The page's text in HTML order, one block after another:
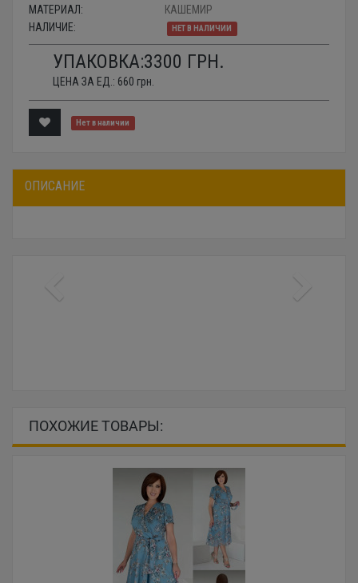
МАТЕРИАЛ:
КАШЕМИР
НАЛИЧИЕ:
НЕТ В НАЛИЧИИ
УПАКОВКА:3300 ГРН.
ЦЕНА ЗА ЕД.: 660 грн.
Нет в наличии
ОПИСАНИЕ
ПОХОЖИЕ ТОВАРЫ: